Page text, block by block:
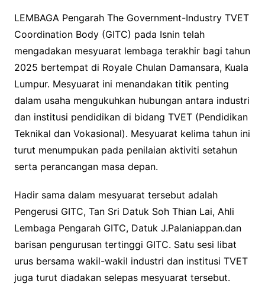
LEMBAGA Pengarah The Government-Industry TVET
Coordination Body (GITC) pada Isnin telah
mengadakan mesyuarat lembaga terakhir bagi tahun
2025 bertempat di Royale Chulan Damansara, Kuala
Lumpur. Mesyuarat ini menandakan titik penting
dalam usaha mengukuhkan hubungan antara industri
dan institusi pendidikan di bidang TVET (Pendidikan
Teknikal dan Vokasional). Mesyuarat kelima tahun ini
turut menumpukan pada penilaian aktiviti setahun
serta perancangan masa depan.
Hadir sama dalam mesyuarat tersebut adalah
Pengerusi GITC, Tan Sri Datuk Soh Thian Lai, Ahli
Lembaga Pengarah GITC, Datuk J.Palaniappan.dan
barisan pengurusan tertinggi GITC. Satu sesi libat
urus bersama wakil-wakil industri dan institusi TVET
juga turut diadakan selepas mesyuarat tersebut.